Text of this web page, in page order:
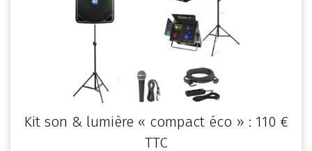
Kit son & lumière « compact éco » : 110 €
TTC